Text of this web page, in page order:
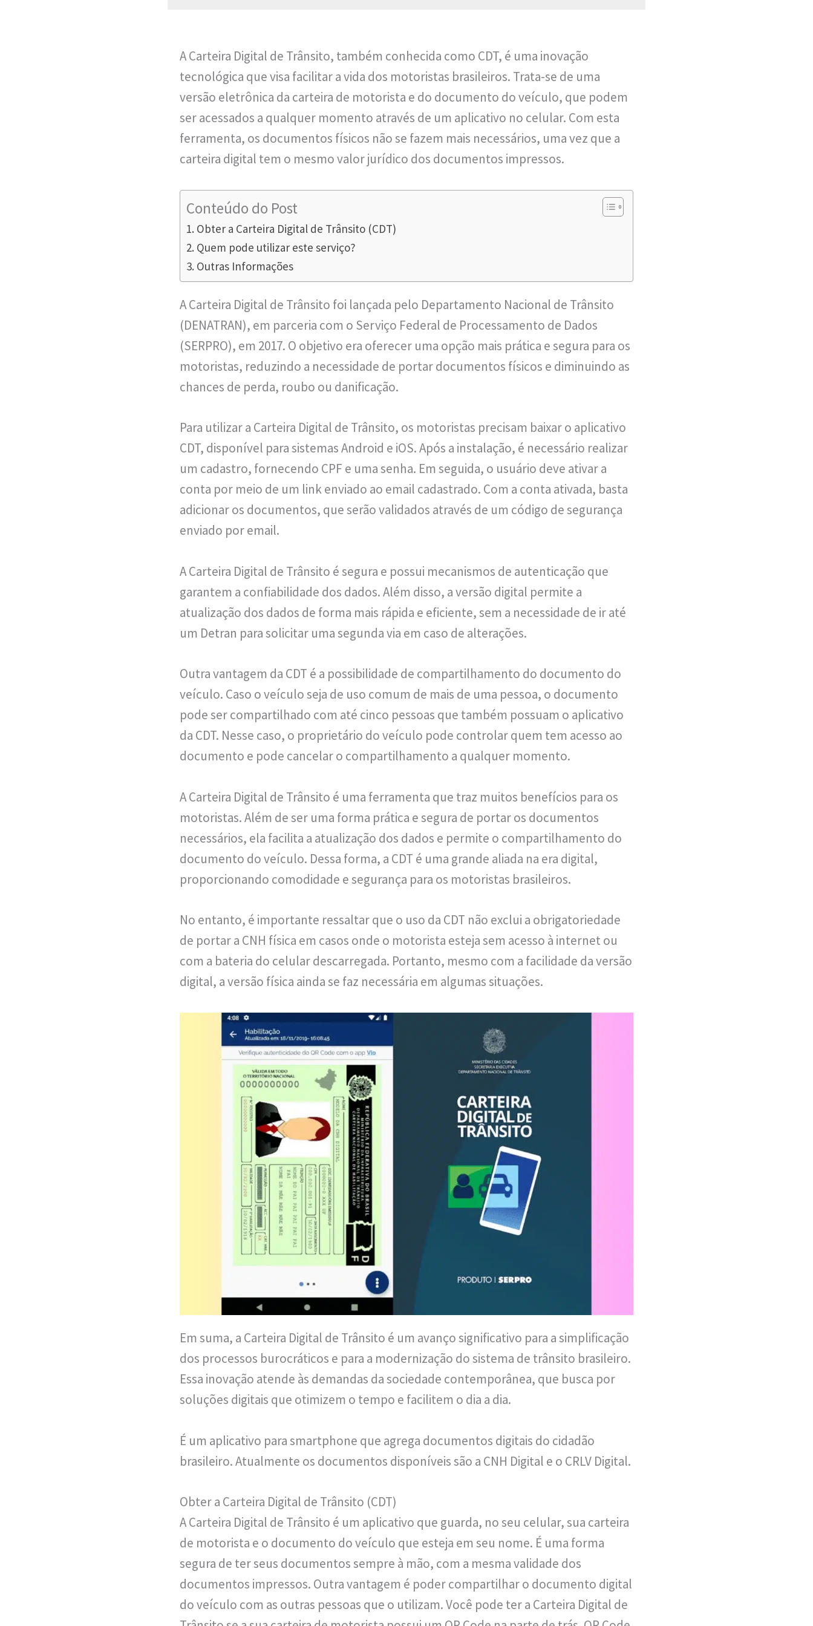
A Carteira Digital de Trânsito, também conhecida como CDT, é uma inovação
tecnológica que visa facilitar a vida dos motoristas brasileiros. Trata-se de uma
versão eletrônica da carteira de motorista e do documento do veículo, que podem
ser acessados a qualquer momento através de um aplicativo no celular. Com esta
ferramenta, os documentos físicos não se fazem mais necessários, uma vez que a
carteira digital tem o mesmo valor jurídico dos documentos impressos.
Conteúdo do Post
Obter a Carteira Digital de Trânsito (CDT)
Quem pode utilizar este serviço?
Outras Informações
A Carteira Digital de Trânsito foi lançada pelo Departamento Nacional de Trânsito
(DENATRAN), em parceria com o Serviço Federal de Processamento de Dados
(SERPRO), em 2017. O objetivo era oferecer uma opção mais prática e segura para os
motoristas, reduzindo a necessidade de portar documentos físicos e diminuindo as
chances de perda, roubo ou danificação.
Para utilizar a Carteira Digital de Trânsito, os motoristas precisam baixar o aplicativo
CDT, disponível para sistemas Android e iOS. Após a instalação, é necessário realizar
um cadastro, fornecendo CPF e uma senha. Em seguida, o usuário deve ativar a
conta por meio de um link enviado ao email cadastrado. Com a conta ativada, basta
adicionar os documentos, que serão validados através de um código de segurança
enviado por email.
A Carteira Digital de Trânsito é segura e possui mecanismos de autenticação que
garantem a confiabilidade dos dados. Além disso, a versão digital permite a
atualização dos dados de forma mais rápida e eficiente, sem a necessidade de ir até
um Detran para solicitar uma segunda via em caso de alterações.
Outra vantagem da CDT é a possibilidade de compartilhamento do documento do
veículo. Caso o veículo seja de uso comum de mais de uma pessoa, o documento
pode ser compartilhado com até cinco pessoas que também possuam o aplicativo
da CDT. Nesse caso, o proprietário do veículo pode controlar quem tem acesso ao
documento e pode cancelar o compartilhamento a qualquer momento.
A Carteira Digital de Trânsito é uma ferramenta que traz muitos benefícios para os
motoristas. Além de ser uma forma prática e segura de portar os documentos
necessários, ela facilita a atualização dos dados e permite o compartilhamento do
documento do veículo. Dessa forma, a CDT é uma grande aliada na era digital,
proporcionando comodidade e segurança para os motoristas brasileiros.
No entanto, é importante ressaltar que o uso da CDT não exclui a obrigatoriedade
de portar a CNH física em casos onde o motorista esteja sem acesso à internet ou
com a bateria do celular descarregada. Portanto, mesmo com a facilidade da versão
digital, a versão física ainda se faz necessária em algumas situações.
Em suma, a Carteira Digital de Trânsito é um avanço significativo para a simplificação
dos processos burocráticos e para a modernização do sistema de trânsito brasileiro.
Essa inovação atende às demandas da sociedade contemporânea, que busca por
soluções digitais que otimizem o tempo e facilitem o dia a dia.
É um aplicativo para smartphone que agrega documentos digitais do cidadão
brasileiro. Atualmente os documentos disponíveis são a CNH Digital e o CRLV Digital.
Obter a Carteira Digital de Trânsito (CDT)
A Carteira Digital de Trânsito é um aplicativo que guarda, no seu celular, sua carteira
de motorista e o documento do veículo que esteja em seu nome. É uma forma
segura de ter seus documentos sempre à mão, com a mesma validade dos
documentos impressos. Outra vantagem é poder compartilhar o documento digital
do veículo com as outras pessoas que o utilizam. Você pode ter a Carteira Digital de